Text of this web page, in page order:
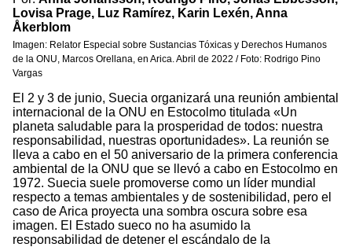
Lovisa Prage, Luz Ramírez, Karin Lexén, Anna
Åkerblom
Imagen: Relator Especial sobre Sustancias Tóxicas y Derechos Humanos
de la ONU, Marcos Orellana, en Arica. Abril de 2022 / Foto: Rodrigo Pino
Vargas
El 2 y 3 de junio, Suecia organizará una reunión ambiental
internacional de la ONU en Estocolmo titulada «Un
planeta saludable para la prosperidad de todos: nuestra
responsabilidad, nuestras oportunidades». La reunión se
lleva a cabo en el 50 aniversario de la primera conferencia
ambiental de la ONU que se llevó a cabo en Estocolmo en
1972. Suecia suele promoverse como un líder mundial
respecto a temas ambientales y de sostenibilidad, pero el
caso de Arica proyecta una sombra oscura sobre esa
imagen. El Estado sueco no ha asumido la
responsabilidad de detener el escándalo de la